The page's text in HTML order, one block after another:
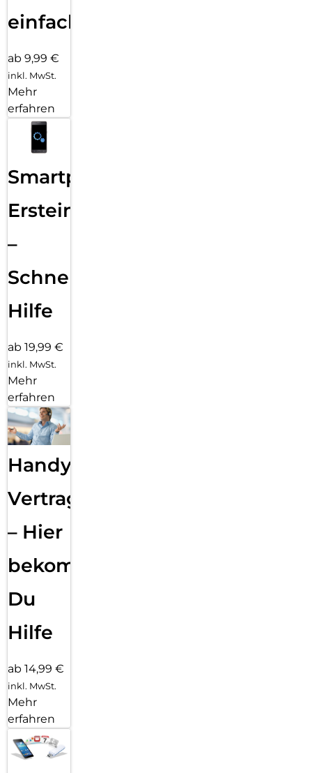
einfach
ab 9,99 €
inkl. MwSt.
Mehr
erfahren
Smartphone
Ersteinrichtung
–
Schnelle
Hilfe
ab 19,99 €
inkl. MwSt.
Mehr
erfahren
Handy
Vertragsabwicklung
– Hier
bekommst
Du
Hilfe
ab 14,99 €
inkl. MwSt.
Mehr
erfahren